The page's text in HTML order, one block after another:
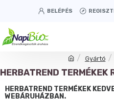
BELÉPÉS
Gyártó
HERBATREND TERMÉKEK
HERBATREND TERMÉKEK
WEBÁRUHÁZBAN.